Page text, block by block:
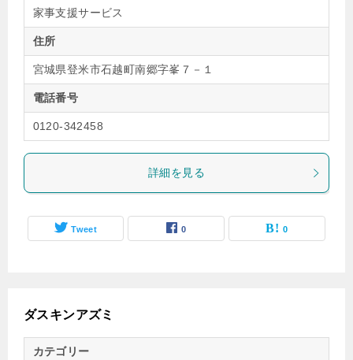
家事支援サービス
住所
宮城県登米市石越町南郷字峯７－１
電話番号
0120-342458
詳細を見る
Tweet 0 0
ダスキンアズミ
カテゴリー